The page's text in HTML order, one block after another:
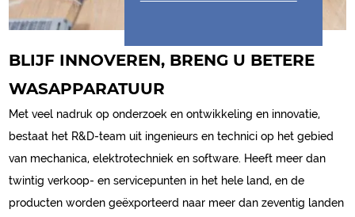
BLIJF INNOVEREN, BRENG U BETERE
WASAPPARATUUR
Met veel nadruk op onderzoek en ontwikkeling en innovatie,
bestaat het R&D-team uit ingenieurs en technici op het gebied
van mechanica, elektrotechniek en software. Heeft meer dan
twintig verkoop- en servicepunten in het hele land, en de
producten worden geëxporteerd naar meer dan zeventig landen